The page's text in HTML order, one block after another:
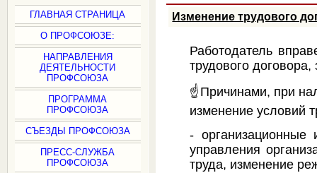
ГЛАВНАЯ СТРАНИЦА
О ПРОФСОЮЗЕ:
НАПРАВЛЕНИЯ
ДЕЯТЕЛЬНОСТИ
ПРОФСОЮЗА
ПРОГРАММА
ПРОФСОЮЗА
СЪЕЗДЫ ПРОФСОЮЗА
ПРЕСС-СЛУЖБА
ПРОФСОЮЗА
Изменение трудового
Работодатель
трудового
☝️Причинами, при
изменение условий
- организационные
управления
труда, изменение